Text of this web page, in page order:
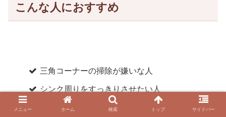
こんな人におすすめ
三角コーナーの掃除が嫌いな人
シンク周りをすっきりさせたい人
家事を少しでもラクにしたい人
メニュー ホーム 検索 トップ サイドバー